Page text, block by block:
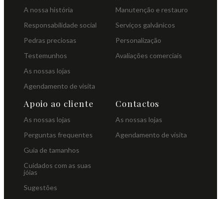
A nossa história
Responsabilidade social
Pedras preciosas
Testemunhos
As nossas lojas
Agendamento de visita
Manutenção e restauro
Serviços galvânicos
Personalização
Avaliações comerciais
Apoio ao cliente
As nossas lojas
Perguntas frequentes
Guia de tamanhos
Cuidados com as suas
jóias
Sugestões
Contactos
As nossas lojas
Agendamento de visita